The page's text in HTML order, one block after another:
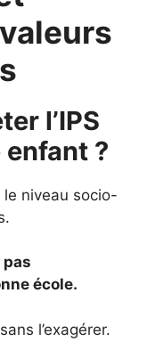
l’IPS
enfant ?
le niveau socio-
école.
sans l’exagérer.